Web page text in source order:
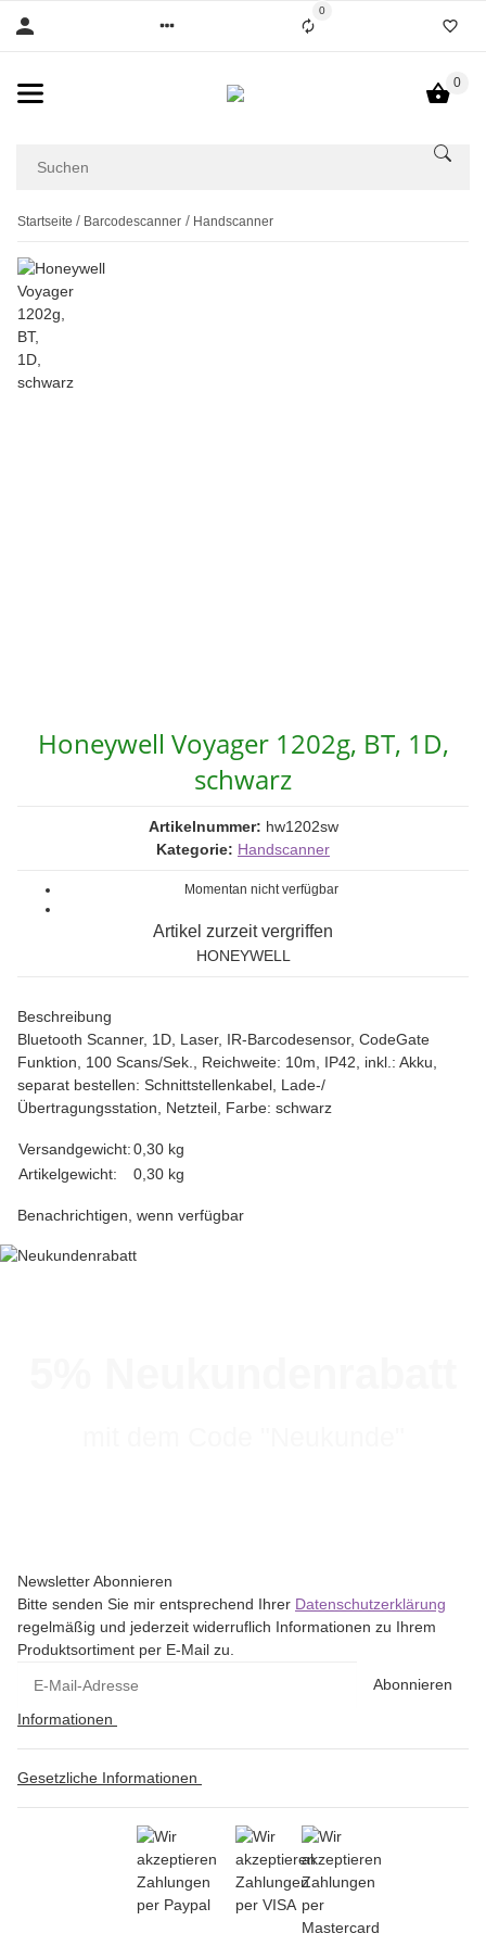
0
0
Startseite Barcodescanner Handscanner
Honeywell Voyager 1202g, BT, 1D,
schwarz
Artikelnummer: hw1202sw
Kategorie: Handscanner
Momentan nicht verfügbar
Artikel zurzeit vergriffen
HONEYWELL
Beschreibung
Bluetooth Scanner, 1D, Laser, IR-Barcodesensor, CodeGate
Funktion, 100 Scans/Sek., Reichweite: 10m, IP42, inkl.: Akku,
separat bestellen: Schnittstellenkabel, Lade-/
Übertragungsstation, Netzteil, Farbe: schwarz
Versandgewicht:0,30 kg
Artikelgewicht:
0,30 kg
Benachrichtigen, wenn verfügbar
Newsletter Abonnieren
Bitte senden Sie mir entsprechend Ihrer Datenschutzerklärung
regelmäßig und jederzeit widerruflich Informationen zu Ihrem
Produktsortiment per E-Mail zu.
Abonnieren
Informationen
Gesetzliche Informationen